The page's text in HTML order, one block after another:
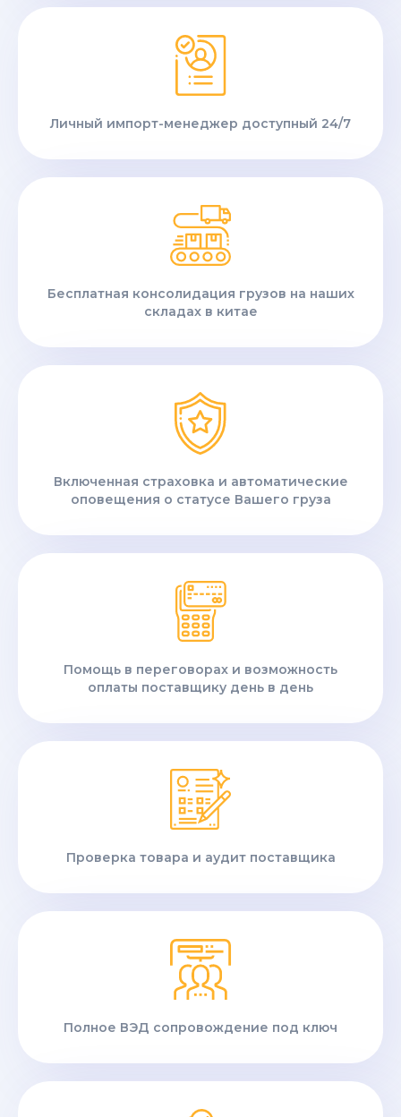
Личный импорт-менеджер доступный 24/7
Бесплатная консолидация грузов на наших
складах в китае
Включенная страховка и автоматические
оповещения о статусе Вашего груза
Помощь в переговорах и возможность
оплаты поставщику день в день
Проверка товара и аудит поставщика
Полное ВЭД сопровождение под ключ